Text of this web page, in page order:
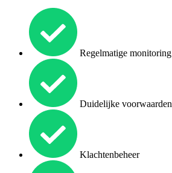
Regelmatige monitoring
Duidelijke voorwaarden
Klachtenbeheer